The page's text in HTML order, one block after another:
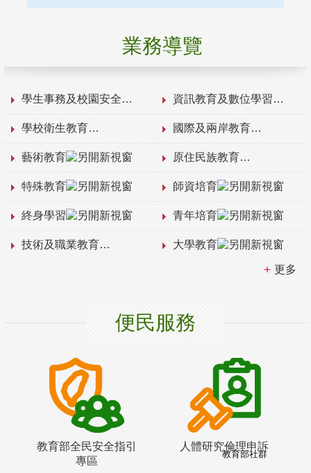
業務導覽
學生事務及校園安全 資訊教育及數位學習
學校衛生教育 國際及兩岸教育
藝術教育 原住民族教育
特殊教育 師資培育
終身學習 青年培育
技術及職業教育 大學教育
更多
便民服務
教育部全民安全指引
專區
人體研究倫理申訴
教育部社群